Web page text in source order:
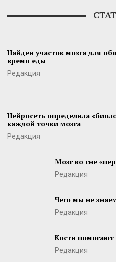
Найден участок мозга для
время еды
Редакция
Нейросеть определила
каждой точки мозга
Редакция
Мозг во сне
Редакция
Чего мы не
Редакция
Кости помогают
Редакция